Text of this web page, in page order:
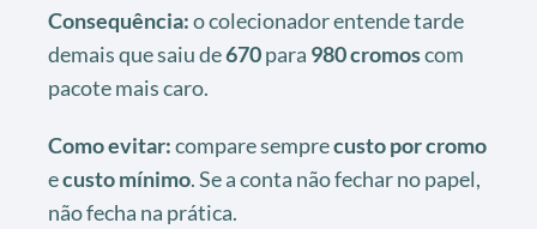
Consequência:o colecionador entende tarde
demais que saiu de670para 980 cromoscom
pacote mais caro.
Como evitar:compare semprecusto por cromo
ecusto mínimo. Se a conta não fechar no papel,
não fecha na prática.